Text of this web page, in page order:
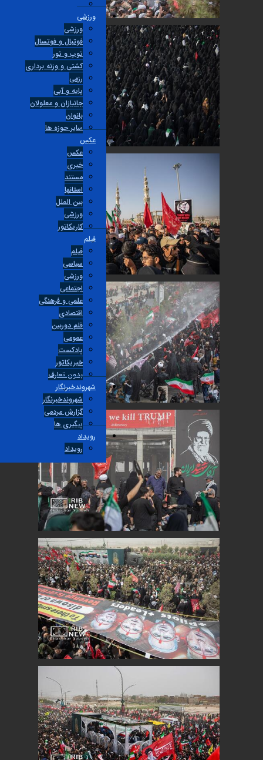
ورزشی
ورزشی
فوتبال و فوتسال
توپ و تور
کشتی و وزنه برداری
پایه و آبی
جانبازان و معلولان
بانوان
ساير حوزه ها
عکس
عکس
خبری
مستند
استانها
بین الملل
ورزشی
کاریکاتور
فیلم
سیاسی
ورزشی
اجتماعی
علمی و فرهنگی
اقتصادی
قلم دوربین
عمومی
پادکست
خبریکاتور
بدون تعارف
شهروندخبرنگار
شهروندخبرنگار
گزارش مردمی
پیگیری ها
رویداد
رویداد